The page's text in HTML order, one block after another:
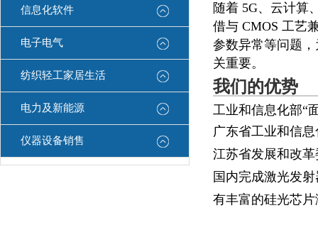
信息化软件
电子电气
纺织轻工家居生活
电力及新能源
仪器设备销售
随着 5G、云计算
借与 CMOS 工艺
参数异常等问题
关重要。
我们的优势
⼯业和信息化部“
⼴东省⼯业和信
江苏省发展和改
国内完成激光发
有丰富的硅光芯